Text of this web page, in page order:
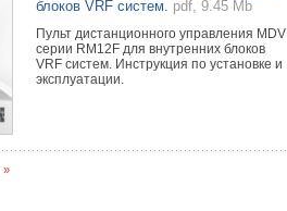
блоков VRF систем.
pdf, 9.45 Mb
Пульт дистанционного управления MDV
серии RM12F для внутренних блоков
VRF систем. Инструкция по установке и
эксплуатации.
»